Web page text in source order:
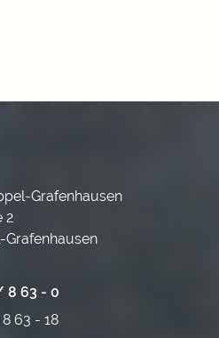
Grafenhausen
2
8 63 - 0
63 - 18